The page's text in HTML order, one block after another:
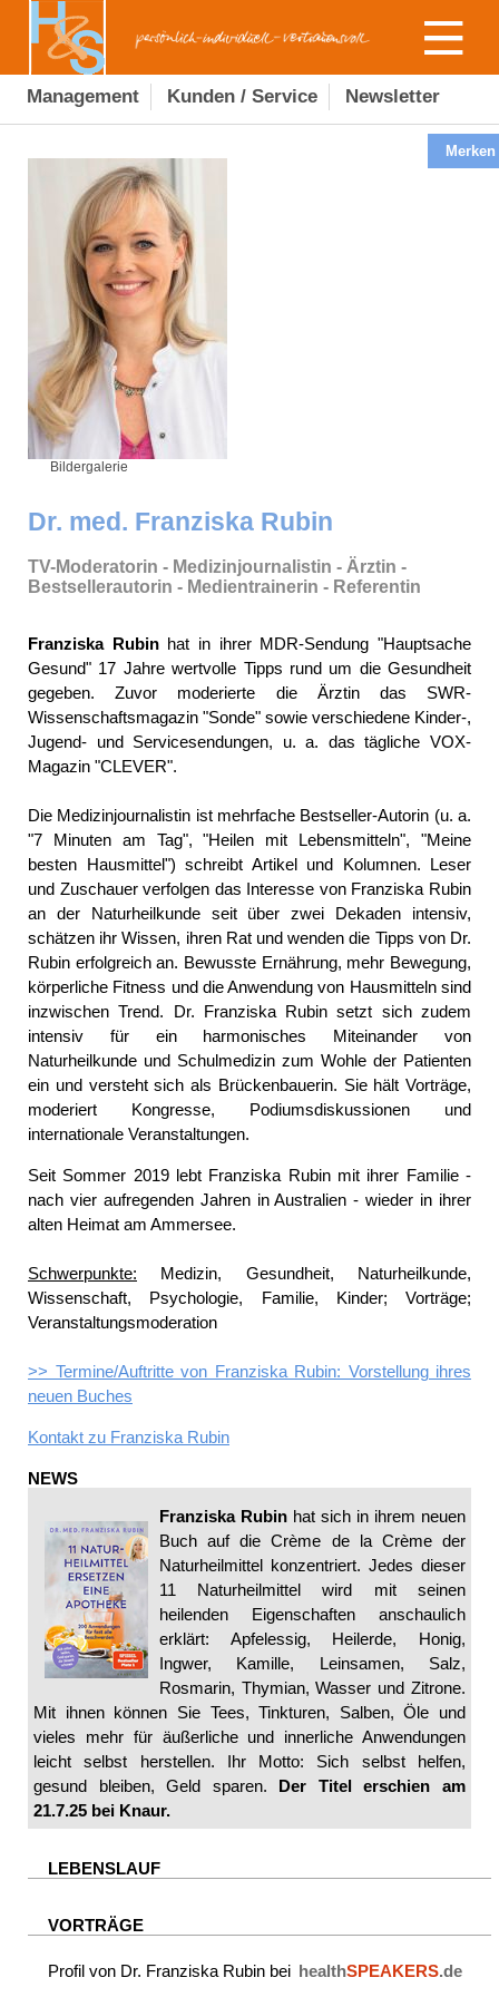
Management Kunden / Service Newsletter
Bildergalerie
Bildergalerie
Dr. med. Franziska Rubin
Merken
TV-Moderatorin - Medizinjournalistin - Ärztin -
Bestsellerautorin - Medientrainerin - Referentin
Franziska Rubinhat in ihrer MDR-Sendung "Hauptsache
Gesund" 17 Jahre wertvolle Tipps rund um die Gesundheit
gegeben. Zuvor moderierte die Ärztin das SWR-
Wissenschaftsmagazin "Sonde" sowie verschiedene Kinder-,
Jugend- und Servicesendungen, u. a. das tägliche VOX-
Magazin "CLEVER".
Die Medizinjournalistin ist mehrfache Bestseller-Autorin (u. a.
"7 Minuten am Tag", "Heilen mit Lebensmitteln", "Meine
besten Hausmittel") schreibt Artikel und Kolumnen. Leser
und Zuschauer verfolgen das Interesse von Franziska Rubin
an der Naturheilkunde seit über zwei Dekaden intensiv,
schätzen ihr Wissen, ihren Rat und wenden die Tipps von Dr.
Rubin erfolgreich an. Bewusste Ernährung, mehr Bewegung,
körperliche Fitness und die Anwendung von Hausmitteln sind
inzwischen Trend. Dr. Franziska Rubin setzt sich zudem
intensiv für ein harmonisches Miteinander von
Naturheilkunde und Schulmedizin zum Wohle der Patienten
ein und versteht sich als Brückenbauerin. Sie hält Vorträge,
moderiert Kongresse, Podiumsdiskussionen und
internationale Veranstaltungen.
Seit Sommer 2019 lebt Franziska Rubin mit ihrer Familie -
nach vier aufregenden Jahren in Australien - wieder in ihrer
alten Heimat am Ammersee.
Schwerpunkte: Medizin, Gesundheit, Naturheilkunde,
Wissenschaft, Psychologie, Familie, Kinder; Vorträge;
Veranstaltungsmoderation
>> Termine/Auftritte von Franziska Rubin: Vorstellung ihres
neuen Buches
Kontakt zu Franziska Rubin
NEWS
Franziska Rubin hat sich in ihrem neuen
Buch auf die Crème de la Crème der
Naturheilmittel konzentriert. Jedes dieser
11 Naturheilmittel wird mit seinen
heilenden Eigenschaften anschaulich
erklärt: Apfelessig, Heilerde, Honig,
Ingwer, Kamille, Leinsamen, Salz,
Rosmarin, Thymian, Wasser und Zitrone.
Mit ihnen können Sie Tees, Tinkturen, Salben, Öle und
vieles mehr für äußerliche und innerliche Anwendungen
leicht selbst herstellen. Ihr Motto: Sich selbst helfen,
gesund bleiben, Geld sparen. Der Titel erschien am
21.7.25 bei Knaur.
LEBENSLAUF
VORTRÄGE
Profil von Dr. Franziska Rubin bei healthSPEAKERS.de